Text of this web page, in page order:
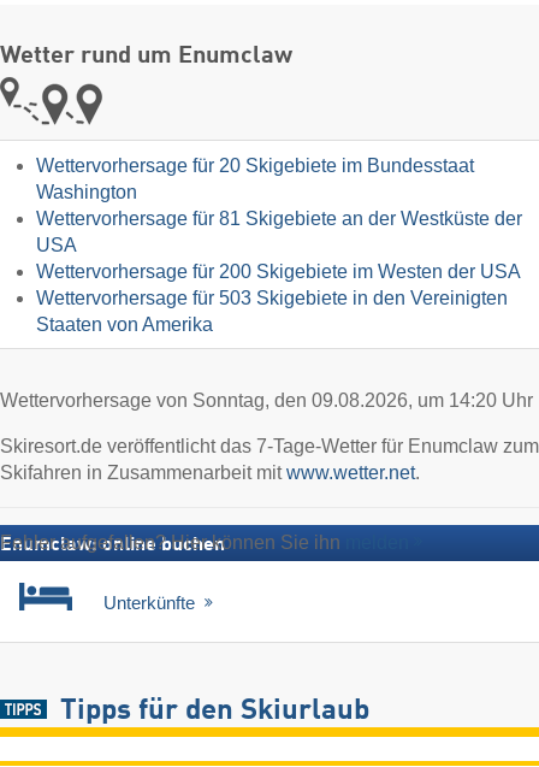
Wetter rund um Enumclaw
Wettervorhersage für 20 Skigebiete im Bundesstaat
Washington
Wettervorhersage für 81 Skigebiete an der Westküste der
USA
Wettervorhersage für 200 Skigebiete im Westen der USA
Wettervorhersage für 503 Skigebiete in den Vereinigten
Staaten von Amerika
Wettervorhersage von Sonntag, den 09.08.2026, um 14:20 Uhr
Skiresort.de veröffentlicht das 7-Tage-Wetter für Enumclaw zum
Skifahren in Zusammenarbeit mitwww.wetter.net.
Fehler aufgefallen? Hier können Sie ihn
Enumclaw: online buchen
Unterkünfte
Tipps für den Skiurlaub